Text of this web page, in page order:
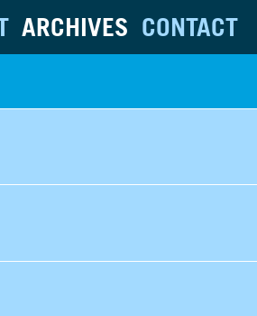
ARCHIVES CONTACT